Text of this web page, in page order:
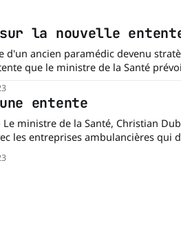
la nouvelle
que le ministre de la Santé
entente
Le ministre de la Santé, Christian
les entreprises ambulancières qui
du nouveau contrat de service. Après plusieurs
du Québec et les établissements